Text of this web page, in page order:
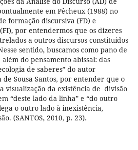
em Pêcheux (1988) no
formação discursiva (FD) e
por entendermos que os dizeres
a outros discursos constituídos
sentido, buscamos como pano de
do pensamento abissal: das
de saberes” do autor
de Sousa Santos, por entender que o
visualização da existência de divisão
“deste lado da linha” e “do outro
o outro lado à inexistência,
(SANTOS, 2010, p. 23).